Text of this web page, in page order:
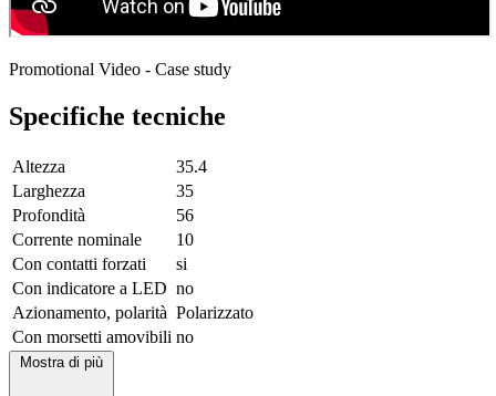
Promotional Video - Case study
Specifiche tecniche
Altezza
35.4
Larghezza
35
Profondità
56
Corrente nominale
10
Con contatti forzati
si
Con indicatore a LED no
Azionamento, polarità Polarizzato
Con morsetti amovibili no
Mostra di più